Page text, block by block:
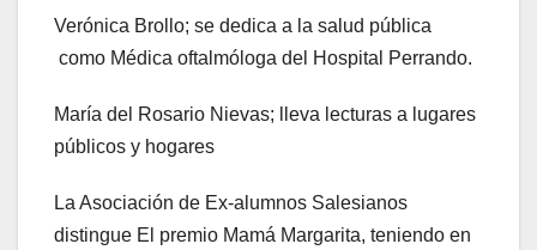
Verónica Brollo; se dedica a la salud pública
como Médica oftalmóloga del Hospital Perrando.
María del Rosario Nievas; lleva lecturas a lugares
públicos y hogares
La Asociación de Ex-alumnos Salesianos
distingue El premio Mamá Margarita, teniendo en